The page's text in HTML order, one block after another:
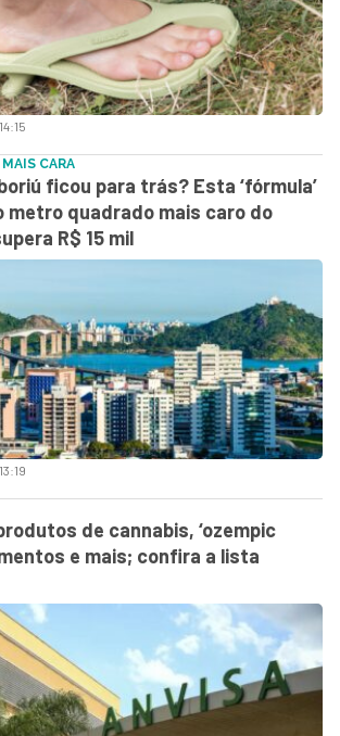
CARA
ficou para trás? Esta ‘fórmula’
metro quadrado mais caro do
R$ 15 mil
de cannabis, ‘ozempic
e mais; confira a lista